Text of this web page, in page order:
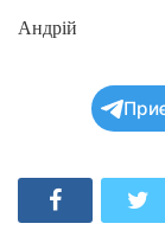
Андрій